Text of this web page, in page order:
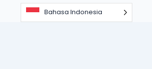
Bahasa Indonesia